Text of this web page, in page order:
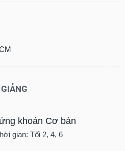
khoán Cơ bản
gian: Tối 2, 4, 6